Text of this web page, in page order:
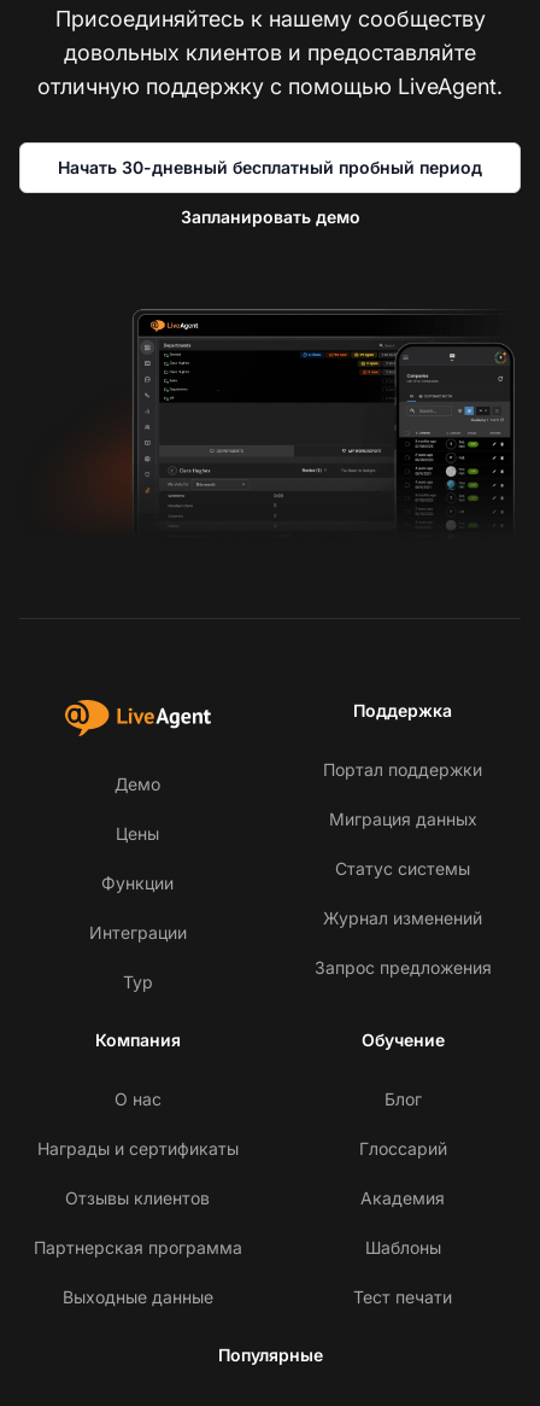
Присоединяйтесь к нашему сообществу
довольных клиентов и предоставляйте
отличную поддержку с помощью LiveAgent.
Начать 30-дневный бесплатный пробный период
Запланировать демо
Демо
Цены
Функции
Интеграции
Тур
Поддержка
Портал поддержки
Миграция данных
Статус системы
Журнал изменений
Запрос предложения
Компания
О нас
Награды и сертификаты
Отзывы клиентов
Партнерская программа
Выходные данные
Обучение
Блог
Глоссарий
Академия
Шаблоны
Тест печати
Популярные